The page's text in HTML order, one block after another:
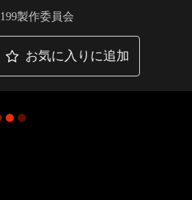
下を果たした。音も無く出現す
製作委員会
お気に入りに追加